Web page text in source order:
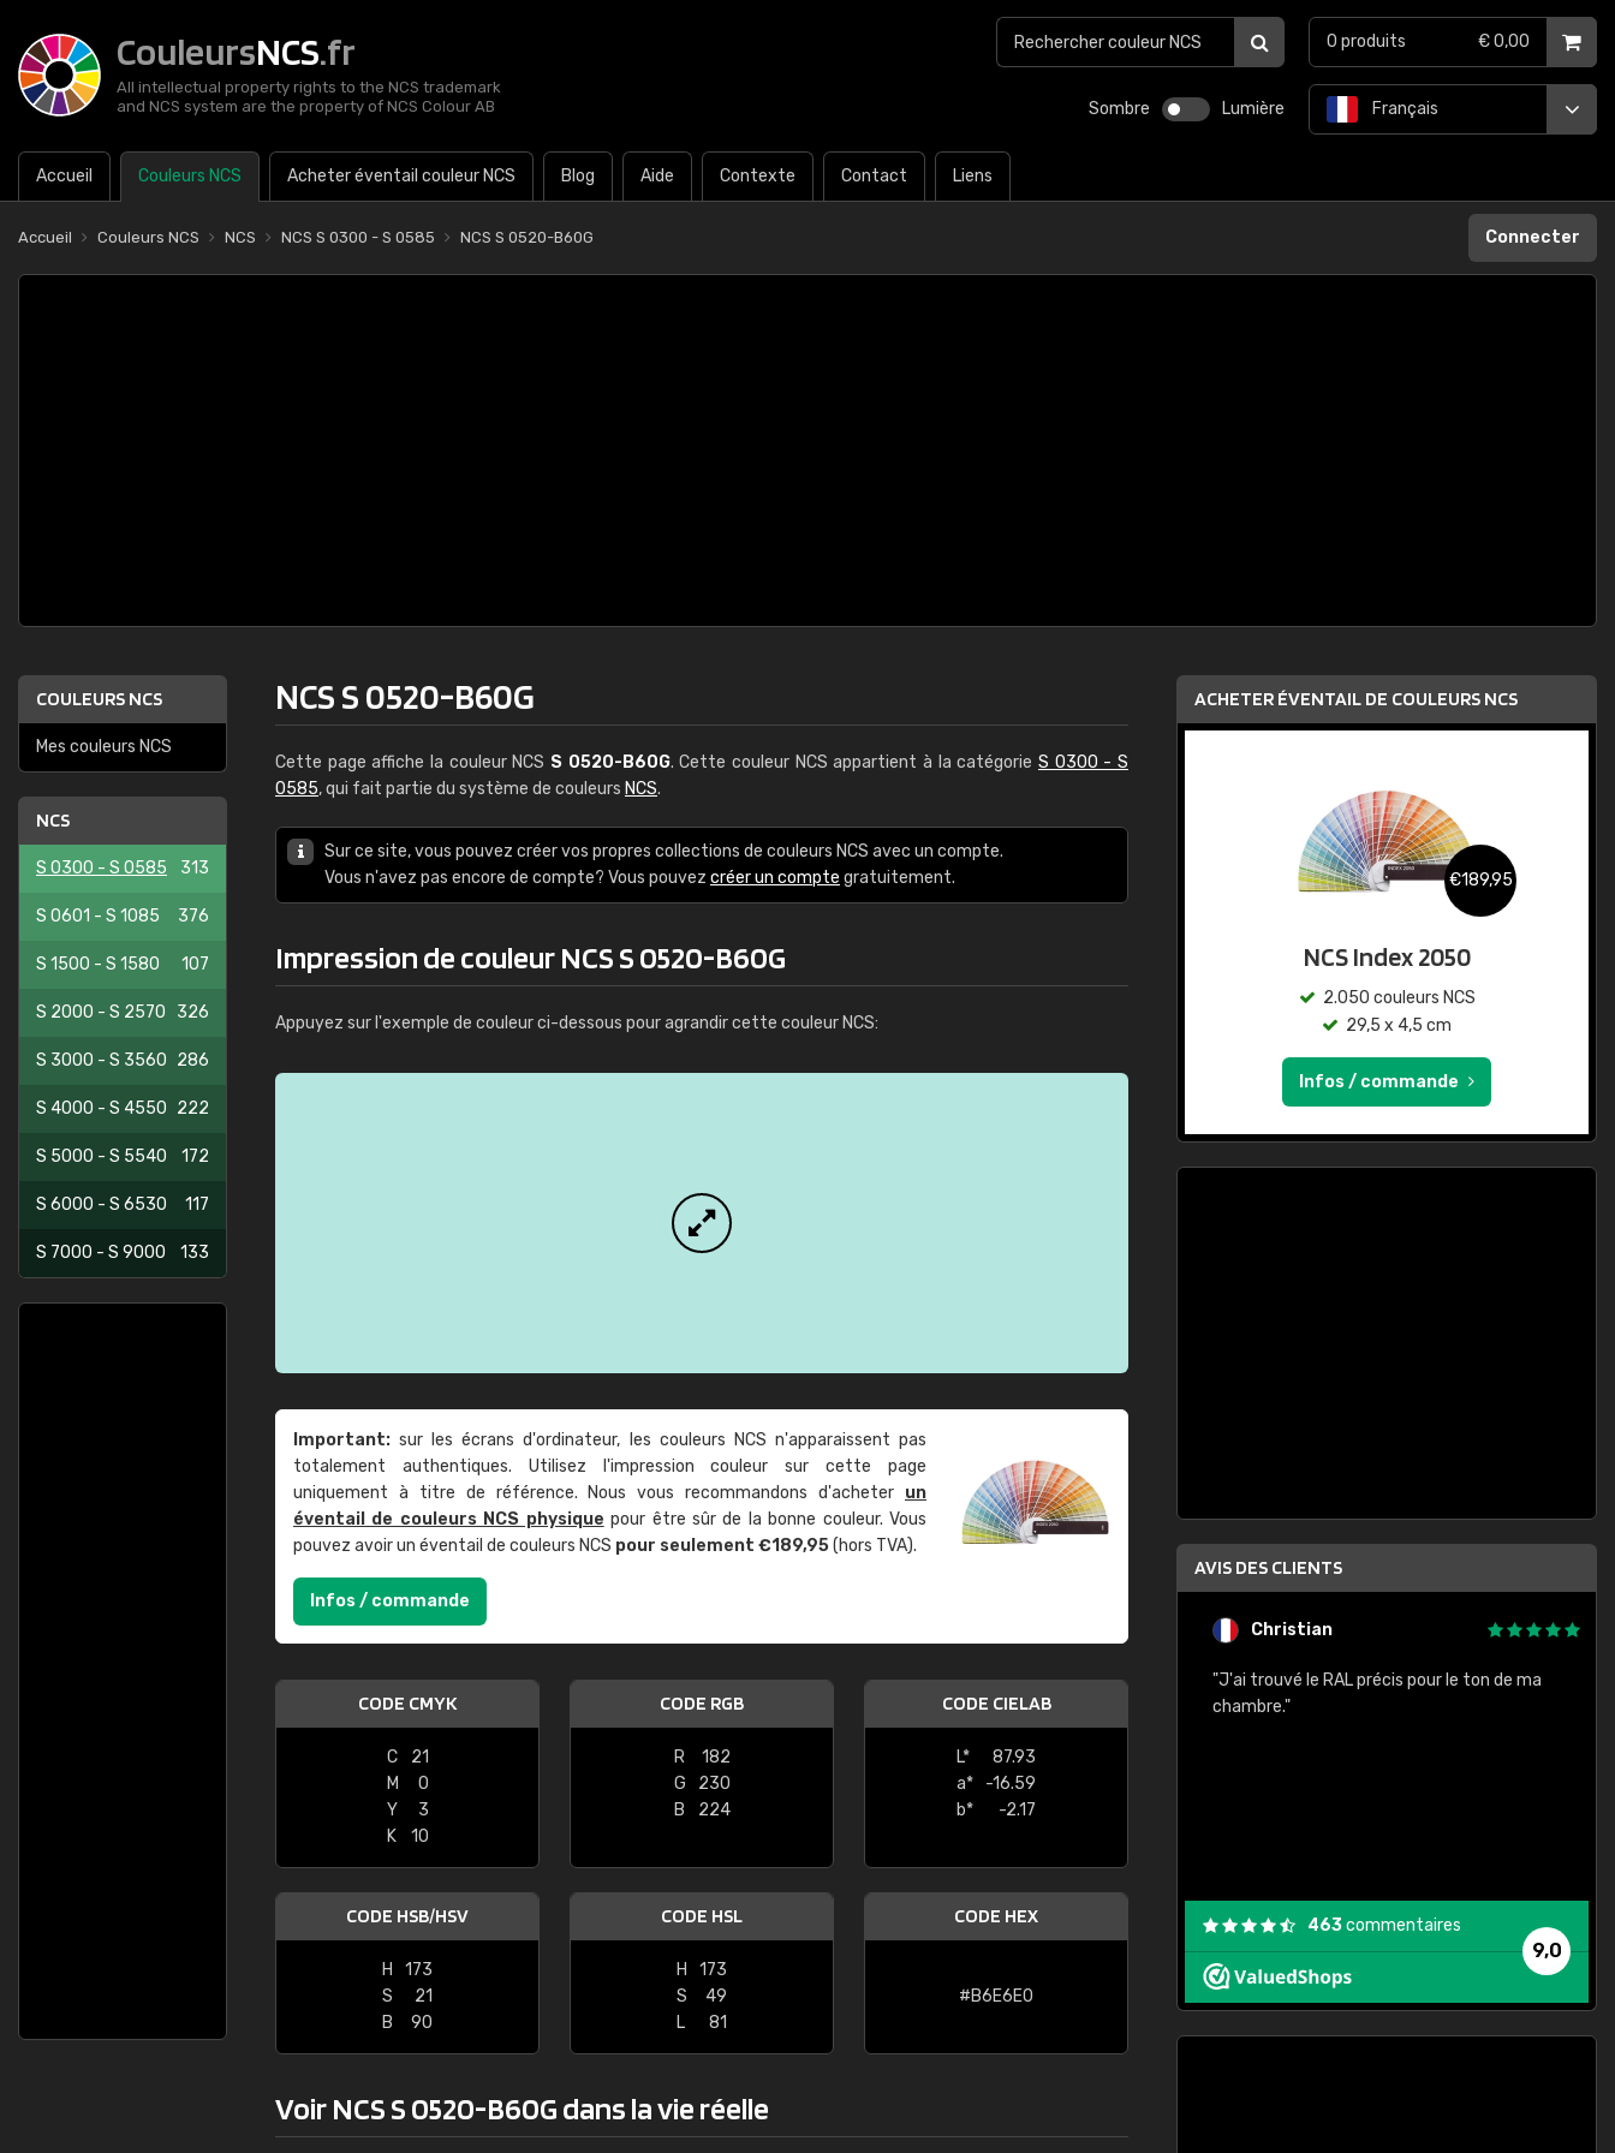
CouleursNCS.fr
All intellectual property rights to the NCS trademark
and NCS system are the property of NCS Colour AB
Sombre Lumière
Accueil Couleurs NCS Acheter éventail couleur NCS Blog Aide Contexte Contact Liens
Français
0 produits € 0,00
Accueil Couleurs NCS NCS NCS S 0300 - S 0585 NCS S 0520-B60G Connecter
COULEURS NCS
Mes couleurs NCS
NCS
S 0300 - S 0585 313
S 0601 - S 1085 376
S 1500 - S 1580 107
S 2000 - S 2570 326
S 3000 - S 3560 286
S 4000 - S 4550 222
S 5000 - S 5540 172
S 6000 - S 6530 117
S 7000 - S 9000 133
NCS S 0520-B60G
Cette page affiche la couleur NCS S 0520-B60G. Cette couleur NCS appartient à la catégorieS 0300 - S
0585, qui fait partie du système de couleurs NCS.
Sur ce site, vous pouvez créer vos propres collections de couleurs NCS avec un compte.
Vous n'avez pas encore de compte? Vous pouvez créer un compte gratuitement.
Impression de couleur NCS S 0520-B60G
Appuyez sur l'exemple de couleur ci-dessous pour agrandir cette couleur NCS:
Important: sur les écrans d'ordinateur, les couleurs NCS n'apparaissent pas
totalement authentiques. Utilisez l'impression couleur sur cette page
uniquement à titre de référence. Nous vous recommandons d'acheter un
éventail de couleurs NCS physique pour être sûr de la bonne couleur. Vous
pouvez avoir un éventail de couleurs NCS pour seulement €189,95(hors TVA).
Infos / commande
CODE CMYK
C
21
M
0
Y
3
K
10
CODE RGB
R
182
G
230
B
224
CODE CIELAB
L*
87.93
a*
-16.59
b*
-2.17
CODE HSB/HSV
H
173
S
21
B
90
CODE HSL
H
173
S
49
L
81
CODE HEX
#B6E6E0
Voir NCS S 0520-B60G dans la vie réelle
ACHETER ÉVENTAIL DE COULEURS NCS
€189,95
NCS Index 2050
2.050 couleurs NCS
29,5 x 4,5 cm
Infos / commande
AVIS DES CLIENTS
"Le site ne permet pas de voir clairement quels
sont les produits disponibles. Il y a plusieurs
palettes de couleurs: Classic, Design, etc. On ne
comprend pas qui est quoi. La livraison s'est
bien passé et le produit reçu me convient."
Christian
"J'ai trouvé le RAL précis pour le ton de ma
chambre."
9,0
463commentaires